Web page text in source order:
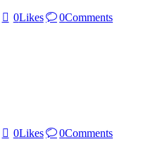
0Likes 0Comments
0Likes 0Comments